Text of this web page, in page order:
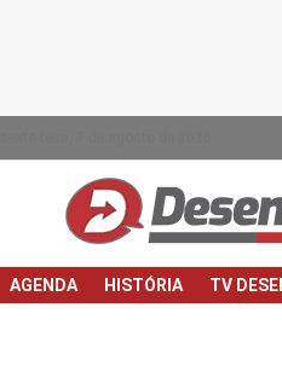
AGENDA HISTÓRIA TV